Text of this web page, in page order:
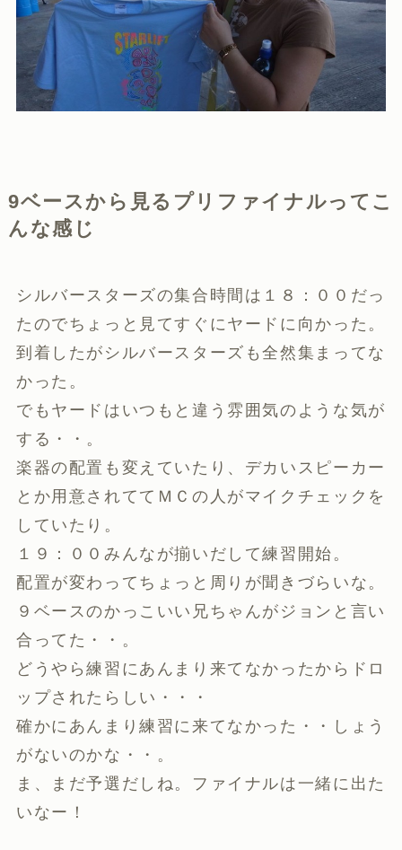
9ベースから見るプリファイナルってこ
んな感じ
シルバースターズの集合時間は１８：００だっ
たのでちょっと見てすぐにヤードに向かった。
到着したがシルバースターズも全然集まってな
かった。
でもヤードはいつもと違う雰囲気のような気が
する・・。
楽器の配置も変えていたり、デカいスピーカー
とか用意されててＭＣの人がマイクチェックを
していたり。
１９：００みんなが揃いだして練習開始。
配置が変わってちょっと周りが聞きづらいな。
９ベースのかっこいい兄ちゃんがジョンと言い
合ってた・・。
どうやら練習にあんまり来てなかったからドロ
ップされたらしい・・・
確かにあんまり練習に来てなかった・・しょう
がないのかな・・。
ま、まだ予選だしね。ファイナルは一緒に出た
いなー！